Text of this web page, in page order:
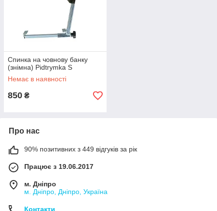
Спинка на човнову банку
(знімна) Pidtrymka S
Немає в наявності
850 ₴
Про нас
90% позитивних з 449 відгуків за рік
Працює з 19.06.2017
м. Дніпро
м. Дніпро, Дніпро, Україна
Контакти